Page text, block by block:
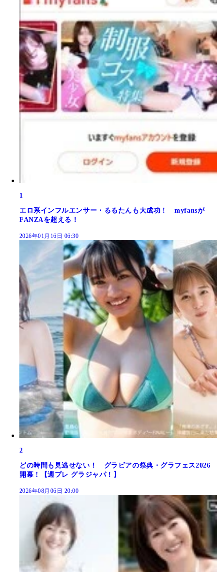
1
エロ系インフルエンサー・るるたんも大成功！ myfansが
FANZAを超える！
2026年01月16日 06:30
2
どの時間も見逃せない！ グラビアの祭典・グラフェス2026
開幕！【週プレ グラジャパ！】
2026年08月06日 20:00